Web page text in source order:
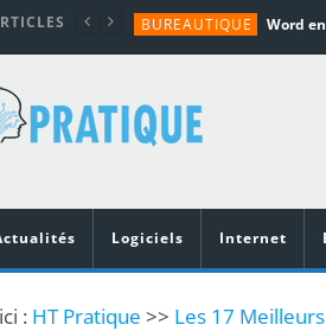
BUREAUTIQUE
TUTORIALS
MATÉRIEL
Logiciels Internet
: HT Pratique >> Les 17